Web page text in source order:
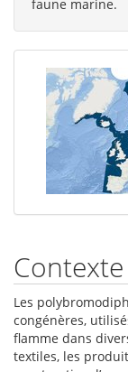
faune marine.
Contexte
Les
congénères,
flamme dans
textiles, les